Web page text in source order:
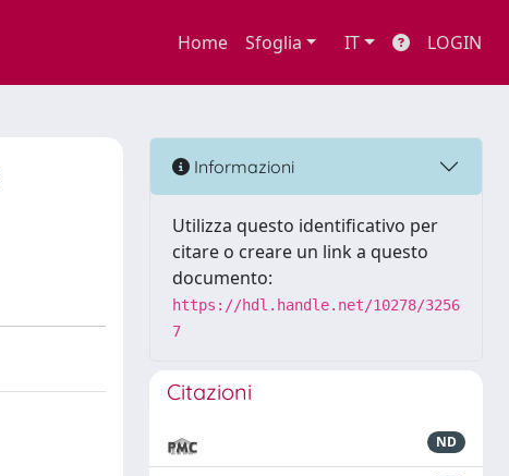
Home Sfoglia IT LOGIN
Informazioni
Utilizza questo identificativo per
citare o creare un link a questo
documento:
https://hdl.handle.net/10278/3256
7
Citazioni
ND